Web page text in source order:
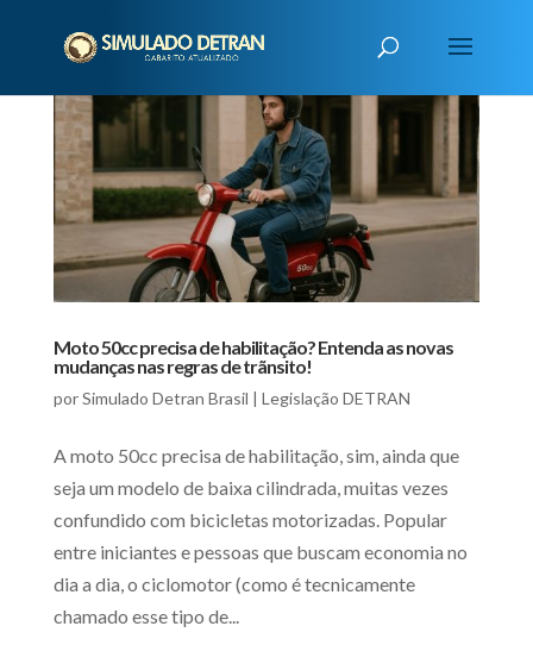
Moto 50cc precisa de habilitação? Entenda as novas
mudanças nas regras de trãnsito!
porSimulado Detran Brasil | Legislação DETRAN
A moto 50cc precisa de habilitação, sim, ainda que
seja um modelo de baixa cilindrada, muitas vezes
confundido com bicicletas motorizadas. Popular
entre iniciantes e pessoas que buscam economia no
dia a dia, o ciclomotor (como é tecnicamente
chamado esse tipo de...